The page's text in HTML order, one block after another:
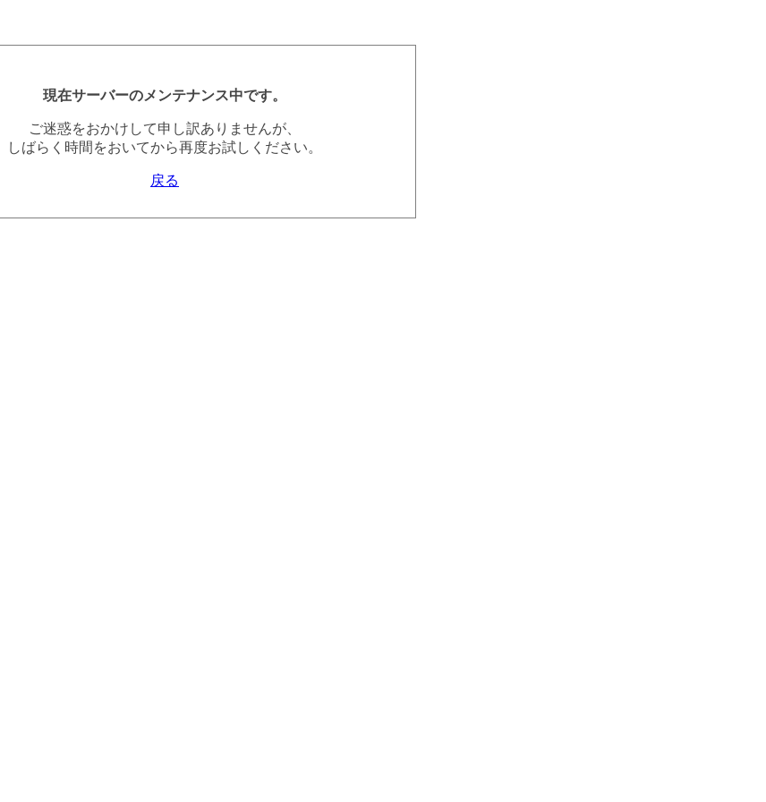
現在サーバーのメンテナンス中です。
ご迷惑をおかけして申し訳ありませんが、
しばらく時間をおいてから再度お試しください。
戻る